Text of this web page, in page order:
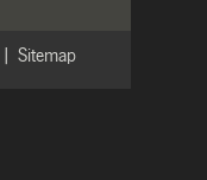
Sitemap